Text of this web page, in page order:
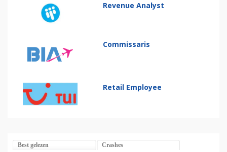
Revenue Analyst
Commissaris
Retail Employee
Best gelezen Crashes